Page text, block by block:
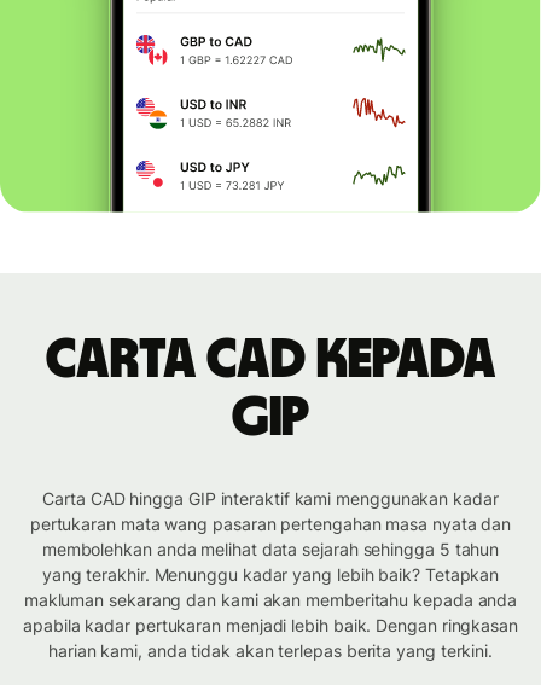
Carta CAD kepada
GIP
Carta CAD hingga GIP interaktif kami menggunakan kadar
pertukaran mata wang pasaran pertengahan masa nyata dan
membolehkan anda melihat data sejarah sehingga 5 tahun
yang terakhir. Menunggu kadar yang lebih baik? Tetapkan
makluman sekarang dan kami akan memberitahu kepada anda
apabila kadar pertukaran menjadi lebih baik. Dengan ringkasan
harian kami, anda tidak akan terlepas berita yang terkini.